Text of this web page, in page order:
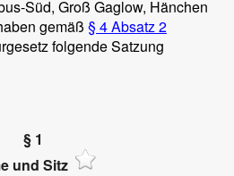
Süd, Groß Gaglow, Hänchen
gemäß § 4 Absatz 2
folgende Satzung
§ 1
und Sitz